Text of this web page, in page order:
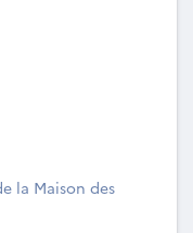
la Maison des